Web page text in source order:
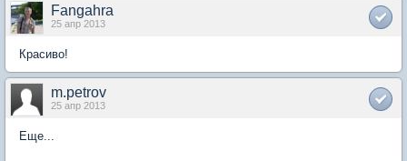
Fangahra
25 апр 2013
Красиво!
m.petrov
25 апр 2013
Еще...